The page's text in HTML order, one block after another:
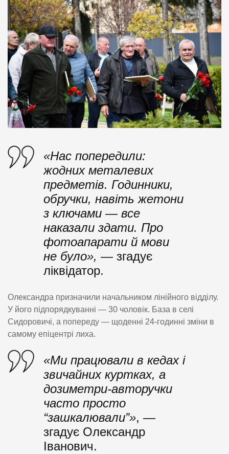
«Нас попередили:
жодних металевих
предметів. Годинники,
обручки, навіть жетони
з ключами — все
наказали здати. Про
фотоапарати й мови
не було», — згадує
ліквідатор.
Олександра призначили начальником лінійного відділу.
У його підпорядкуванні — 30 чоловік. База в селі
Сидоровичі, а попереду — щоденні 24-годинні зміни в
самому епіцентрі лиха.
«Ми працювали в кедах і
звичайних куртках, а
дозиметри-авторучки
часто просто
“зашкалювали”», —
згадує Олександр
Іванович.